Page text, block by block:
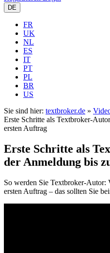
DE
FR
UK
NL
ES
IT
PT
PL
BR
US
Sie sind hier: textbroker.de »
Erste Schritte als Textbroker-
ersten Auftrag
Erste Schritte als
der Anmeldung bis
So werden Sie Textbroker-Autor:
ersten Auftrag – das sollten Sie